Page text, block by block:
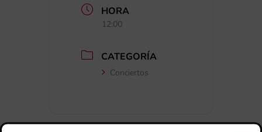
HORA
12:00
CATEGORÍA
Conciertos